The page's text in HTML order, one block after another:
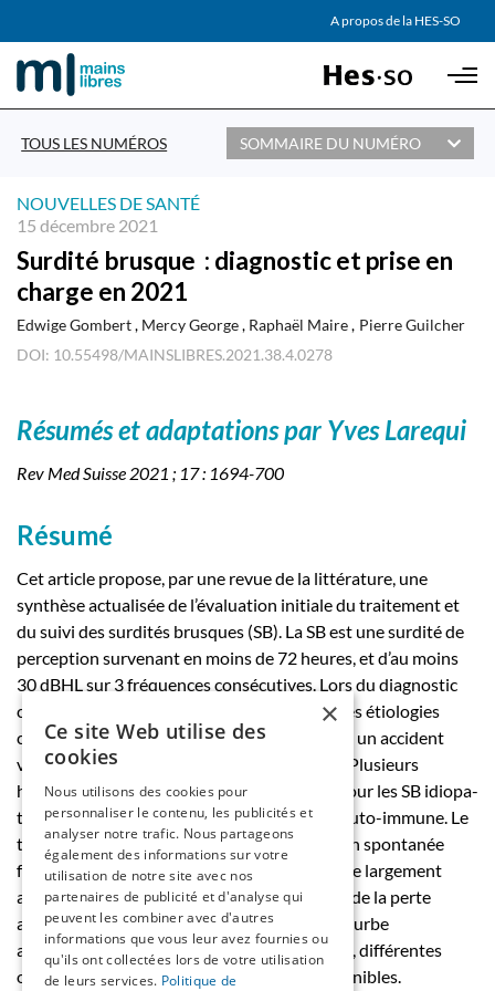
Skip to main content
A propos de la HES-SO
PARTENAIRES
TOUS LES NUMÉROS SOMMAIRE DU NUMÉRO
NOUVELLES DE SANTÉ
15 décembre 2021
Surdité brusque : diagnostic et prise en
charge en 2021
Edwige Gombert Mercy George Raphaël Maire Pierre Guilcher
DOI: 10.55498/MAINSLIBRES.2021.38.4.0278
Résumés et adaptations par Yves Larequi
Rev Med Suisse 2021 ; 17 : 1694-700
Résumé
Cet article propose, par une revue de la littérature, une
synthèse actualisée de l’évaluation initiale du traitement et
du suivi des surdités brusques (SB). La SB est une surdité de
perception survenant en moins de 72 heures, et d’au moins
30 dBHL sur 3 fréquences consécutives. Lors du diagnostic
clinique, le bilan étiologique vise à dépister les étiologies
connues comme un traumatisme acoustique, un accident
vasculaire ou un neurinome de l’acoustique. Plusieurs
hypothèses physiopathologiques existent pour les SB idiopa-
thiques : virale, vasculaire, pressionnelle et auto-immune. Le
traitement est controversé vu la récupération spontanée
fréquente, néanmoins la corticothérapie reste largement
acceptée. Le pronostic dépend de la sévérité de la perte
auditive, l’âge, les vertiges et la forme de la courbe
audiométrique. En cas de séquelles auditives, différentes
options de réhabilitation auditive sont disponibles.
×
Ce site Web utilise des
cookies
Nous utilisons des cookies pour
personnaliser le contenu, les publicités et
analyser notre trafic. Nous partageons
également des informations sur votre
utilisation de notre site avec nos
partenaires de publicité et d'analyse qui
peuvent les combiner avec d'autres
informations que vous leur avez fournies ou
qu'ils ont collectées lors de votre utilisation
de leurs services. Politique de